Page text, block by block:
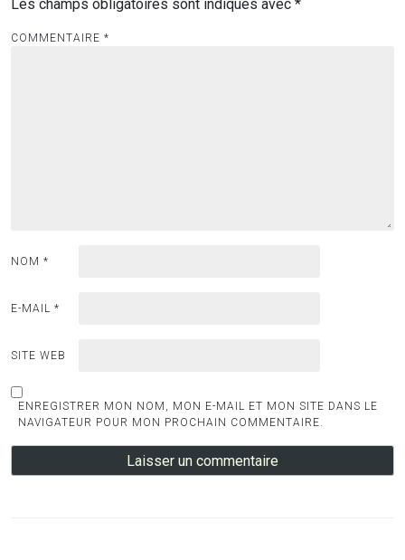
Les champs obligatoires sont indiqués avec *
COMMENTAIRE *
NOM *
E-MAIL *
SITE WEB
ENREGISTRER MON NOM, MON E-MAIL ET MON SITE DANS LE
NAVIGATEUR POUR MON PROCHAIN COMMENTAIRE.